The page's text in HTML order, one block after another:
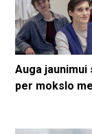
Auga
per mokslo